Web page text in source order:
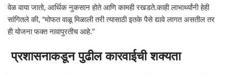
वेळ वाया जातो, आर्थिक नुकसान होते आणि कामही रखडते.काही लाभार्थ्यांनी हेही
सांगितले की, “मोफत वाळू मिळाली तरी त्यासाठी इतके पैसे द्यावे लागत असतील तर
ही योजना फक्त नावापुरतीच आहे.”
प्रशासनाकडून पुढील कारवाईची शक्यता